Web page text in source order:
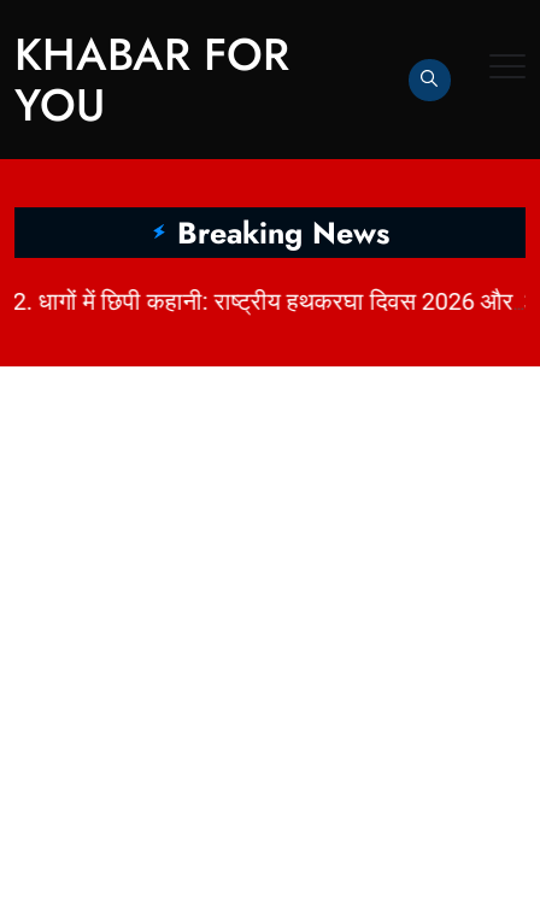
KHABAR FOR
YOU
Breaking News
| 2. धागों में छिपी कहानी: राष्ट्रीय हथकरघा दिवस 2026 और भारत की बुनाई विरासत | KhabarForYou